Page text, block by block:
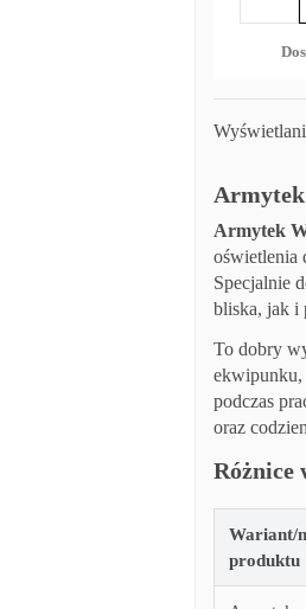
Armytek
Armytek
oświetlenia
Specjalnie
bliska, jak i
To dobry
ekwipunku,
podczas
oraz
Różnice
Wariant/
produktu